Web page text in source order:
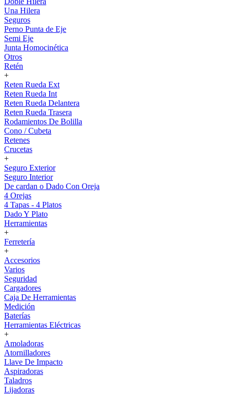
Una Hilera
Seguros
Perno Punta de Eje
Semi Eje
Junta Homocinética
Otros
Retén
+
Reten Rueda Ext
Reten Rueda Int
Reten Rueda Delantera
Reten Rueda Trasera
Rodamientos De Bolilla
Cono / Cubeta
Retenes
Crucetas
+
Seguro Exterior
Seguro Interior
De cardan o Dado Con Oreja
4 Orejas
4 Tapas - 4 Platos
Dado Y Plato
Herramientas
+
Ferretería
+
Accesorios
Varios
Seguridad
Cargadores
Caja De Herramientas
Medición
Baterías
Herramientas Eléctricas
+
Amoladoras
Atornilladores
Llave De Impacto
Aspiradoras
Taladros
Lijadoras